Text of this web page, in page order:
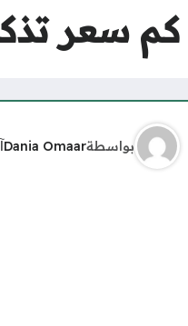
كم سعر
بواسطةDania Omaar